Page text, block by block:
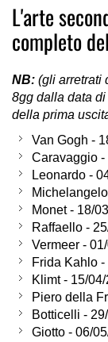
L'arte
completo
NB: (gli arretrati
8gg dalla data
della prima
Van Gogh -
Caravaggio
Leonardo -
Monet - 18/
Raffaello -
Vermeer -
Frida Kahlo
Klimt - 15/
Piero della
Botticelli -
Giotto - 06/